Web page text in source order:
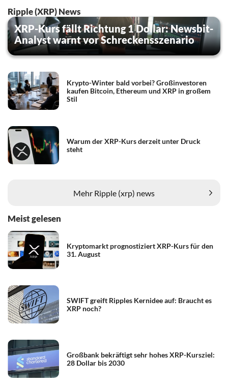
Ripple (XRP) News
XRP-Kurs fällt Richtung 1 Dollar: Newsbit-
Analyst warnt vor Schreckensszenario
Krypto-Winter bald vorbei? Großinvestoren
kaufen Bitcoin, Ethereum und XRP in großem
Stil
Warum der XRP-Kurs derzeit unter Druck
steht
Mehr Ripple (xrp) news
Meist gelesen
Kryptomarkt prognostiziert XRP-Kurs für den
31. August
SWIFT greift Ripples Kernidee auf: Braucht es
XRP noch?
Großbank bekräftigt sehr hohes XRP-Kursziel:
28 Dollar bis 2030